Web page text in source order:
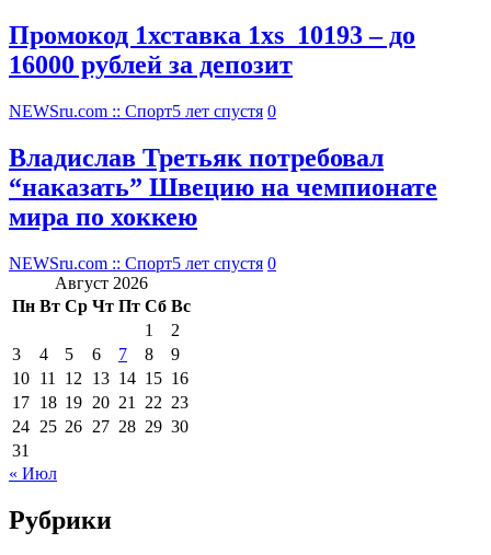
Промокод 1хставка 1xs_10193 – до
16000 рублей за депозит
NEWSru.com :: Спорт5 лет спустя 0
Владислав Третьяк потребовал
“наказать” Швецию на чемпионате
мира по хоккею
NEWSru.com :: Спорт5 лет спустя 0
Август 2026
Пн Вт Ср Чт Пт Сб Вс
1
2
3
4 5 6 7 8
9
10 11 12 13 14 15 16
17 18 19 20 21 22 23
24 25 26 27 28 29 30
31
« Июл
Рубрики